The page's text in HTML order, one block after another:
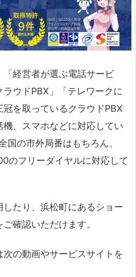
「経営者が選ぶ電話サービ
ウドPBX」「テレワークに
を取っているクラウドPBX
、スマホなどに対応してい
国の市外局番はもちろん、
のフリーダイヤルに対応して
たり、浜松町にあるショー
確認いただけます。
の動画やサービスサイトを